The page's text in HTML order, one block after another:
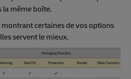
la même boîte.
certaines de vos options
servent le mieux.